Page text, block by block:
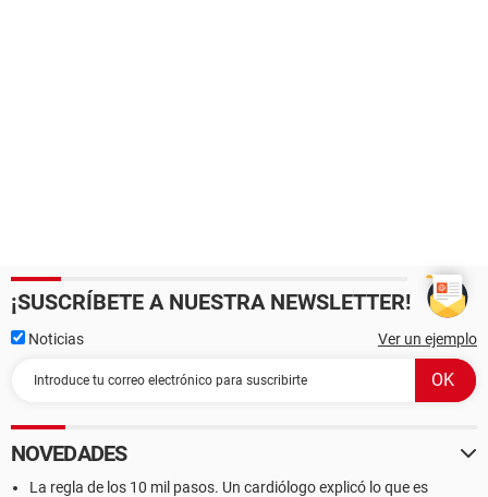
¡SUSCRÍBETE A NUESTRA NEWSLETTER!
Noticias Ver un ejemplo
NOVEDADES
La regla de los 10 mil pasos. Un cardiólogo explicó lo que es